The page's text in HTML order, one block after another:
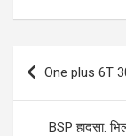
Post
navigation
One plus 6T
BSP हादसा: